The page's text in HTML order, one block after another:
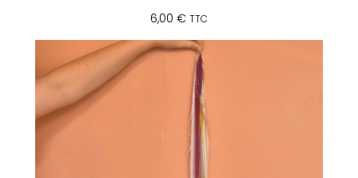
6,00 € TTC